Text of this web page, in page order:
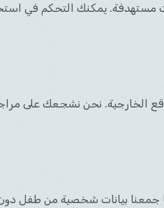
مستهدفة. يمكنك التحكم في
الخارجية. نحن نشجعك على
إذا علمنا أننا جمعنا بيانات شخصية من